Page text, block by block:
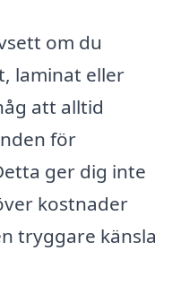
om du
laminat eller
att alltid
för
ger dig inte
kostnader
tryggare känsla